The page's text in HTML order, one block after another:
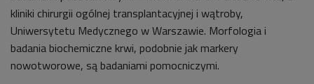
kliniki chirurgii ogólnej transplantacyjnej i wątroby,
Uniwersytetu Medycznego w Warszawie. Morfologia i
badania biochemiczne krwi, podobnie jak markery
nowotworowe, są badaniami pomocniczymi.